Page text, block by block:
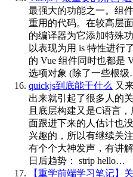
最强大的功能之一。组
重用的代码。在较高层
的编译器为它添加特殊
以表现为用 is 特性进行
的 Vue 组件同时也都是
选项对象 (除了一些根
quickjs到底能干什么 又
出来就引起了很多人的
且底层构建又是C语言
面跟进下来的人估计也
兴趣的，所以有继续关
有个个大神发声，有讲
日后趋势： strip hello…
【重学前端学习笔记】